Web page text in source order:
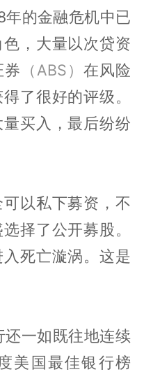
的金融危机中已
，大量以次贷资
券 （ABS）在风险
了很好的评级。
买入，最后纷纷
以私下募资，不
择了公开募股。
死亡漩涡。这是
一如既往地连续
美国最佳银行榜